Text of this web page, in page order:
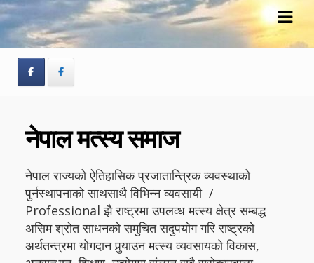
Skip
to
navigation
Skip
to
content
नेपाल मत्स्य समाज
नेपाल राज्यको ऐतिहासिक प्रजातान्त्रिक व्यवस्थाको
पुर्नस्थापनाको साथसाथै विभिन्न व्यवसायी /
Professional झै राष्ट्रमा उपलव्ध मत्स्य क्षेत्र सम्बद्ध
असिम श्रोत साधनको समुचित सदुपयोग गरि राष्ट्रको
अर्थतन्त्रमा योगदान पुर्‍याउन मत्स्य व्यवसायको विकास,